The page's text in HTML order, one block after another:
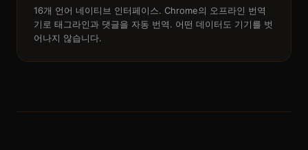
16개 언어 네이티브 인터페이스. Chrome의 오프라인 번역
기로 태그라인과 댓글을 자동 번역. 어떤 데이터도 기기를 벗
어나지 않습니다.